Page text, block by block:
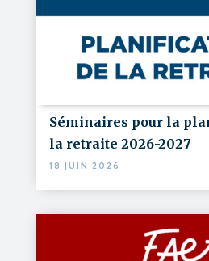
Séminaires pour la
la retraite 2026-2027
18 JUIN 2026